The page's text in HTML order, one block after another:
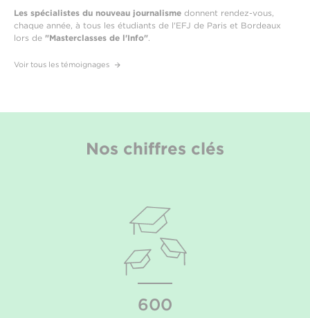
Les spécialistes du nouveau journalisme donnent rendez-vous,
chaque année, à tous les étudiants de l'EFJ de Paris et Bordeaux
lors de "Masterclasses de l'Info".
Voir tous les témoignages
Nos chiffres clés
600